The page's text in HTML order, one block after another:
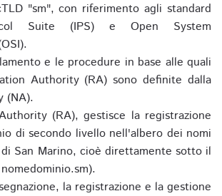
"sm", con riferimento agli standard
Suite (IPS) e Open System
e le procedure in base alle quali
Authority (RA) sono definite dalla
(NA).
(RA), gestisce la registrazione
di secondo livello nell'albero dei nomi
San Marino, cioè direttamente sotto il
la registrazione e la gestione